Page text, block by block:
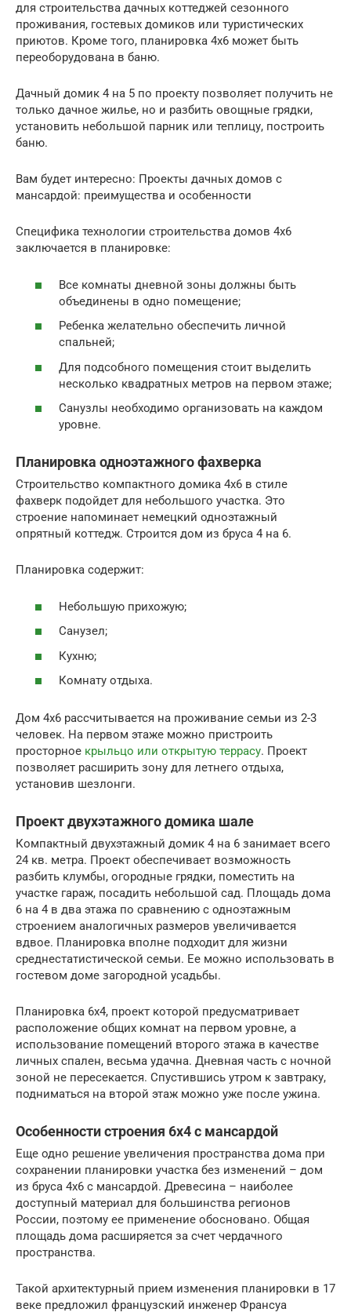
для строительства дачных коттеджей сезонного
проживания, гостевых домиков или туристических
приютов. Кроме того, планировка 4х6 может быть
переоборудована в баню.
Дачный домик 4 на 5 по проекту позволяет получить не
только дачное жилье, но и разбить овощные грядки,
установить небольшой парник или теплицу, построить
баню.
Вам будет интересно: Проекты дачных домов с
мансардой: преимущества и особенности
Специфика технологии строительства домов 4х6
заключается в планировке:
Все комнаты дневной зоны должны быть
объединены в одно помещение;
Ребенка желательно обеспечить личной
спальней;
Для подсобного помещения стоит выделить
несколько квадратных метров на первом этаже;
Санузлы необходимо организовать на каждом
уровне.
Планировка одноэтажного фахверка
Строительство компактного домика 4х6 в стиле
фахверк подойдет для небольшого участка. Это
строение напоминает немецкий одноэтажный
опрятный коттедж. Строится дом из бруса 4 на 6.
Планировка содержит:
Небольшую прихожую;
Санузел;
Кухню;
Комнату отдыха.
Дом 4х6 рассчитывается на проживание семьи из 2-3
человек. На первом этаже можно пристроить
просторное крыльцо или открытую террасу. Проект
позволяет расширить зону для летнего отдыха,
установив шезлонги.
Проект двухэтажного домика шале
Компактный двухэтажный домик 4 на 6 занимает всего
24 кв. метра. Проект обеспечивает возможность
разбить клумбы, огородные грядки, поместить на
участке гараж, посадить небольшой сад. Площадь дома
6 на 4 в два этажа по сравнению с одноэтажным
строением аналогичных размеров увеличивается
вдвое. Планировка вполне подходит для жизни
среднестатистической семьи. Ее можно использовать в
гостевом доме загородной усадьбы.
Планировка 6х4, проект которой предусматривает
расположение общих комнат на первом уровне, а
использование помещений второго этажа в качестве
личных спален, весьма удачна. Дневная часть с ночной
зоной не пересекается. Спустившись утром к завтраку,
подниматься на второй этаж можно уже после ужина.
Особенности строения 6х4 с мансардой
Еще одно решение увеличения пространства дома при
сохранении планировки участка без изменений – дом
из бруса 4х6 с мансардой. Древесина – наиболее
доступный материал для большинства регионов
России, поэтому ее применение обосновано. Общая
площадь дома расширяется за счет чердачного
пространства.
Такой архитектурный прием изменения планировки в 17
веке предложил французский инженер Франсуа